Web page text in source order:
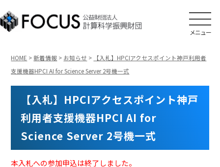
メニュー
HOME >新着情報 > お知らせ >
【入札】HPCIアクセスポイント神戸利用者
支援機器HPCI AI for Science Server 2号機一式
【入札】HPCIアクセスポイント神戸
利用者支援機器HPCI AI for
Science Server 2号機一式
本入札への参加申込は終了しました。